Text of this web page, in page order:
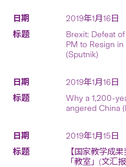
2019年1月16日
Brexit: Defeat
PM to Resign
(Sputnik)
2019年1月16日
Why a 1,200-
angered China
2019年1月15日
【国家教学成
「教室」(文汇